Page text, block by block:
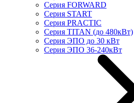
Серия FORWARD
Серия START
Серия PRACTIC
Серия TITAN (до 480кВт)
Серия ЭПО до 30 кВт
Серия ЭПО 36-240кВт